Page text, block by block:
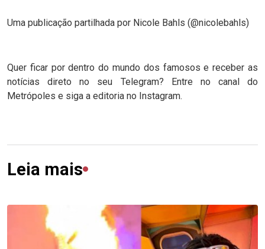
Uma publicação partilhada por Nicole Bahls (@nicolebahls)
Quer ficar por dentro do mundo dos famosos e receber as
notícias direto no seu Telegram? Entre no canal do
Metrópoles e siga a editoria no Instagram.
Leia mais